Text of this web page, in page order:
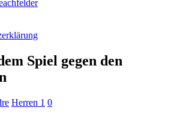
Spiel gegen den
Herren 1 0